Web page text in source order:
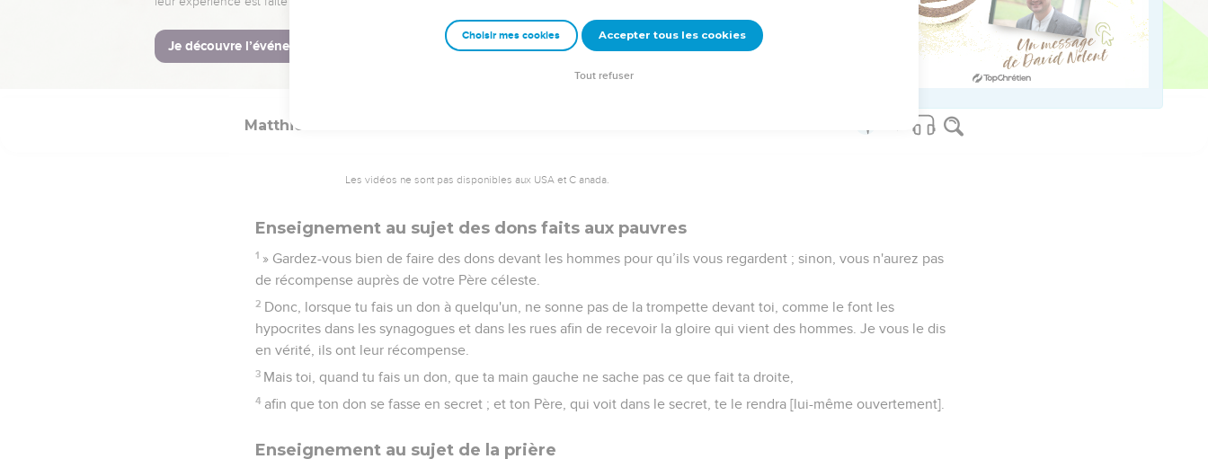
Et si vous saluez seulement vos frères, que faites-vous d'extraordinaire ? Les membres des autres peuples
n'agissent-ils pas de même ?
Soyez donc parfaits comme votre Père céleste est parfait.
Matthieu
Les vidéos ne sont pas disponibles aux USA et C anada.
Enseignement au sujet des dons faits aux pauvres
1 » Gardez-vous bien de faire des dons devant les hommes pour qu’ils vous regardent ; sinon, vous n'aurez pas
de récompense auprès de votre Père céleste.
2 Donc, lorsque tu fais un don à quelqu'un, ne sonne pas de la trompette devant toi, comme le font les
hypocrites dans les synagogues et dans les rues afin de recevoir la gloire qui vient des hommes. Je vous le dis
en vérité, ils ont leur récompense.
3 Mais toi, quand tu fais un don, que ta main gauche ne sache pas ce que fait ta droite,
4 afin que ton don se fasse en secret ; et ton Père, qui voit dans le secret, te le rendra [lui-même ouvertement].
Enseignement au sujet de la prière
Choisir mes cookies Accepter tous les cookies
Tout refuser